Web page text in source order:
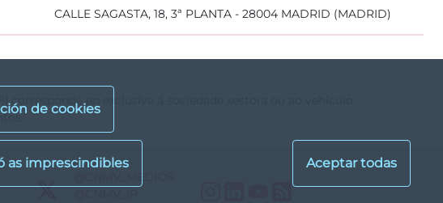
de cookies
CALLE SAGASTA, 18, 3ª PLANTA - 28004 MADRID (MADRID)
en exclusiva á sociedade xestora ou ao vehículo
Instagram
LinkedIn
YouTube
RSS